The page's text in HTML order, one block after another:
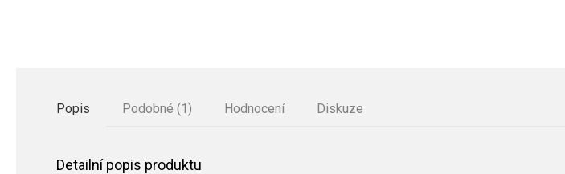
Popis Podobné (1) Hodnocení Diskuze
Detailní popis produktu